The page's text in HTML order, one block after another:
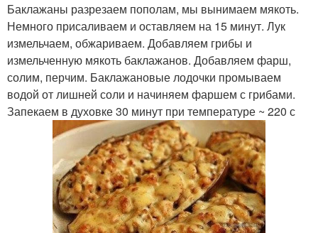
Баклажаны разрезаем пополам, мы вынимаем мякоть.
Немного присаливаем и оставляем на 15 минут. Лук
измельчаем, обжариваем. Добавляем грибы и
измельченную мякоть баклажанов. Добавляем фарш,
солим, перчим. Баклажановые лодочки промываем
водой от лишней соли и начиняем фаршем с грибами.
Запекаем в духовке 30 минут при температуре ~ 220 с